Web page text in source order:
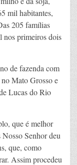
mil habitantes,
205 famílias
nos primeiros dois
de fazenda com
Mato Grosso e
Lucas do Rio
que é melhor
Senhor deu
que, como
Assim procedeu